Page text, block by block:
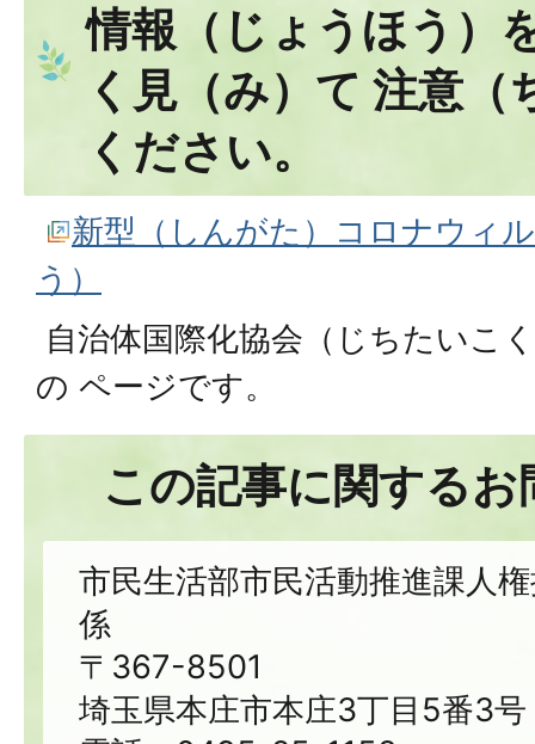
情報（じょうほう）
く見（み）て 注意（
ください。
新型（しんがた）コロナウィ
う）
自治体国際化協会（じちたいこ
の ページです。
この記事に関する
市民生活部市民活動推進課人
係
〒367-8501
埼玉県本庄市本庄3丁目5番3号